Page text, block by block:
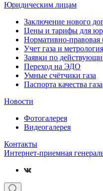
Юридическим лицам
Заключение нового
Цены и тарифы для
Нормативно-правовая
Учет газа и метрология
Заявки по
Переход на ЭДО
Умные счётчики газа
Паспорта качества газа
Новости
Фотогалерея
Видеогалерея
Контакты
Интернет-приемная